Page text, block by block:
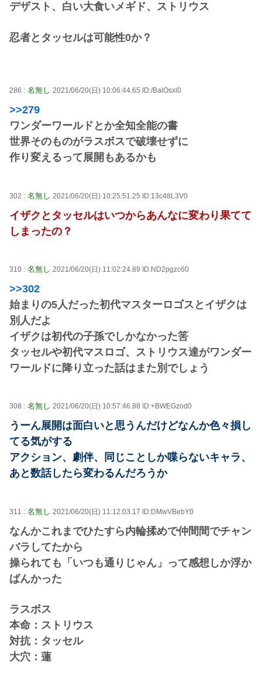
デザスト、白い大食いメギド、ストリウス
忍者とタッセルは可能性0か？
286 : 名無し 2021/06/20(日) 10:06:44.65 ID:/BalOsxl0
>>279
ワンダーワールドとか全知全能の書
世界そのものがラスボスで破壊せずに
作り変えるって展開もあるかも
302 : 名無し 2021/06/20(日) 10:25:51.25 ID:13c48L3V0
イザクとタッセルはいつからあんなに変わり果てて
しまったの？
310 : 名無し 2021/06/20(日) 11:02:24.89 ID:ND2pgzc60
>>302
始まりの5人だった初代マスターロゴスとイザクは
別人だよ
イザクは初代の子孫でしかなかった筈
タッセルや初代マスロゴ、ストリウス達がワンダー
ワールドに降り立った話はまた別でしょう
308 : 名無し 2021/06/20(日) 10:57:46.88 ID:+BWEGzod0
うーん展開は面白いと思うんだけどなんか色々損し
てる気がする
アクション、劇伴、同じことしか喋らないキャラ、
あと数話したら変わるんだろうか
311 : 名無し 2021/06/20(日) 11:12:03.17 ID:DMwVBebY0
なんかこれまでひたすら内輪揉めで仲間間でチャン
バラしてたから
操られても「いつも通りじゃん」って感想しか浮か
ばんかった
ラスボス
本命：ストリウス
対抗：タッセル
大穴：蓮